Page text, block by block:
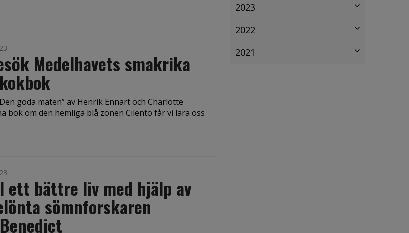
Medelhavets smakrika
goda maten” av Henrik Ennart och Charlotte
bok om den hemliga blå zonen Cilento får vi lära oss
ett bättre liv med hjälp av
sömnforskaren
2023
2022
2021